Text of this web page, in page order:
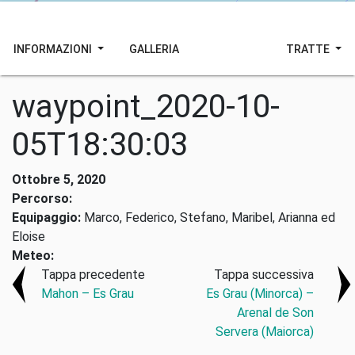
INFORMAZIONI GALLERIA TRATTE
waypoint_2020-10-
05T18:30:03
Ottobre 5, 2020
Percorso:
Equipaggio: Marco, Federico, Stefano, Maribel, Arianna ed
Eloise
Meteo:
Tappa precedente
Mahon – Es Grau
Tappa successiva
Es Grau (Minorca) –
Arenal de Son
Servera (Maiorca)